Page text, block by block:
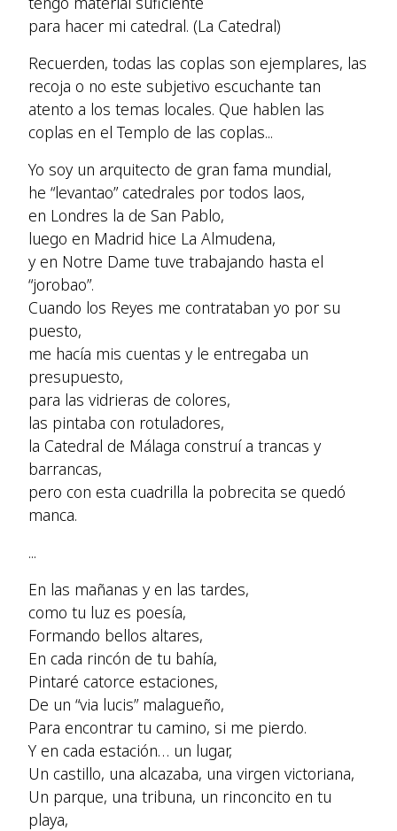
para hacer mi catedral. (La Catedral)
Recuerden, todas las coplas son ejemplares, las
recoja o no este subjetivo escuchante tan
atento a los temas locales. Que hablen las
coplas en el Templo de las coplas...
Yo soy un arquitecto de gran fama mundial,
he “levantao” catedrales por todos laos,
en Londres la de San Pablo,
luego en Madrid hice La Almudena,
y en Notre Dame tuve trabajando hasta el
“jorobao”.
Cuando los Reyes me contrataban yo por su
puesto,
me hacía mis cuentas y le entregaba un
presupuesto,
para las vidrieras de colores,
las pintaba con rotuladores,
la Catedral de Málaga construí a trancas y
barrancas,
pero con esta cuadrilla la pobrecita se quedó
manca.
...
En las mañanas y en las tardes,
como tu luz es poesía,
Formando bellos altares,
En cada rincón de tu bahía,
Pintaré catorce estaciones,
De un “via lucis” malagueño,
Para encontrar tu camino, si me pierdo.
Y en cada estación… un lugar,
Un castillo, una alcazaba, una virgen victoriana,
Un parque, una tribuna, un rinconcito en tu
playa,